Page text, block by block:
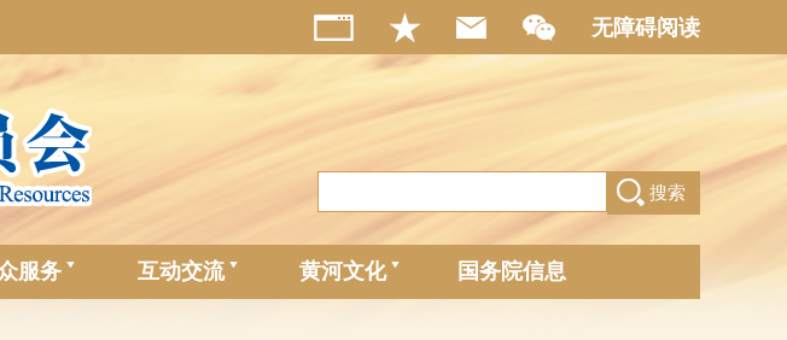
无障碍阅读
搜索
服务 互动交流 黄河文化 国务院信息